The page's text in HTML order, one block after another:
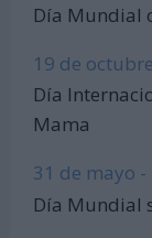
Día Mundial
19 de
Día
Mama
31 de mayo -
Día Mundial